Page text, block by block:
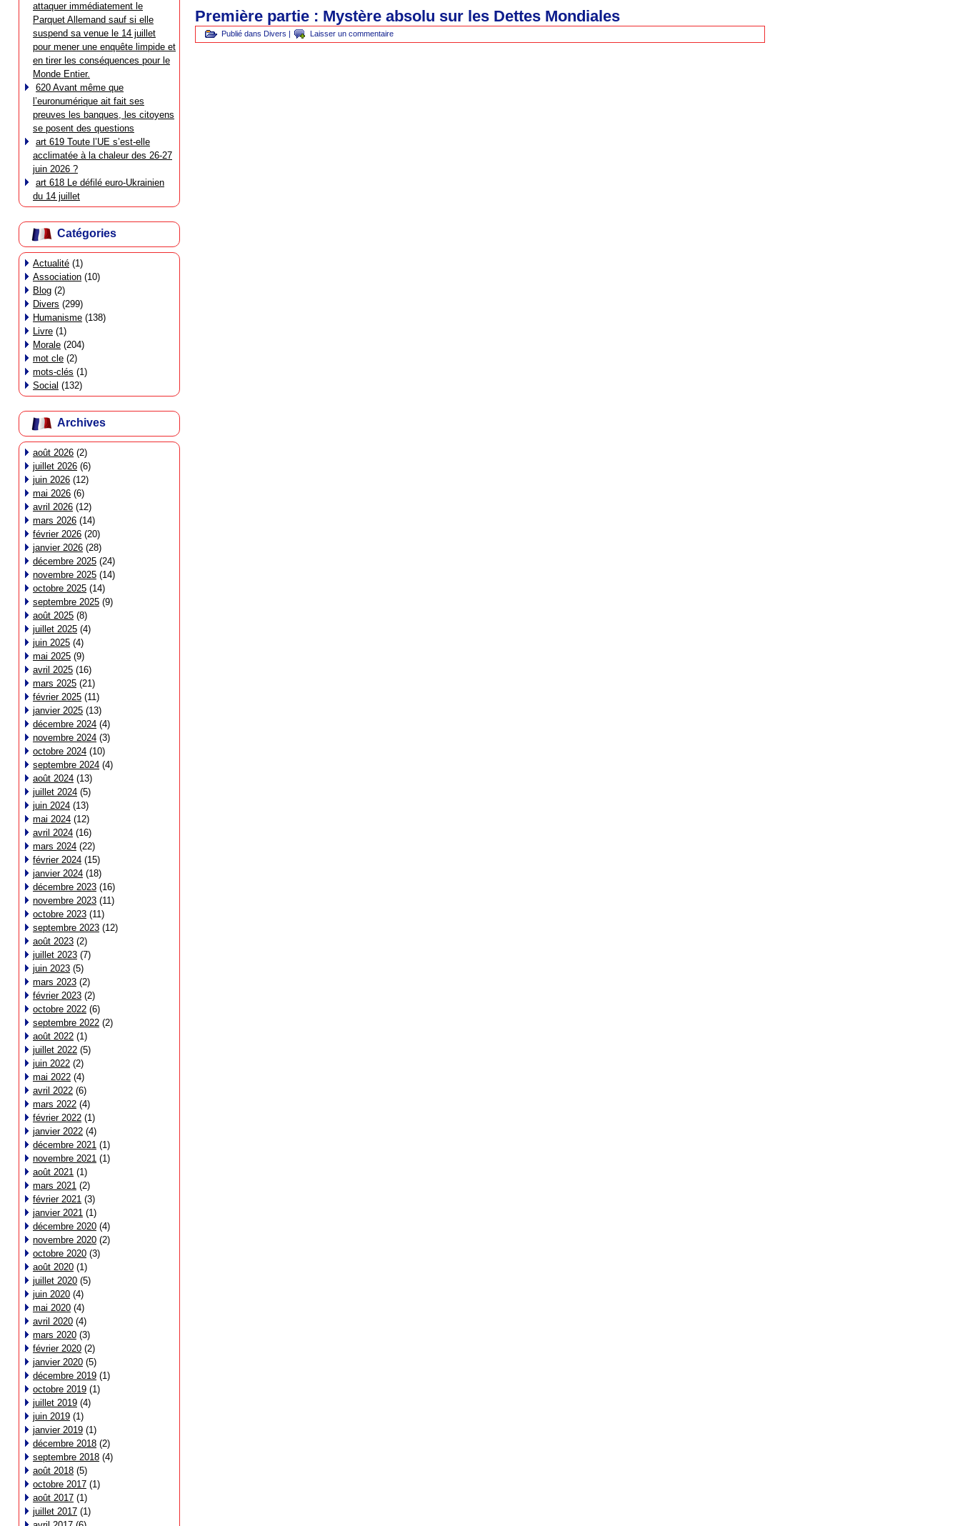
attaquer immédiatement le
Parquet Allemand sauf si elle
suspend sa venue le 14 juillet
pour mener une enquête limpide et
en tirer les conséquences pour le
Monde Entier.
620 Avant même que
l’euronumérique ait fait ses
preuves les banques, les citoyens
se posent des questions
art 619 Toute l’UE s’est-elle
acclimatée à la chaleur des 26-27
juin 2026 ?
art 618 Le défilé euro-Ukrainien
du 14 juillet
Catégories
Actualité (1)
Association (10)
Blog (2)
Divers (299)
Humanisme (138)
Livre (1)
Morale (204)
mot cle (2)
mots-clés (1)
Social (132)
Archives
août 2026 (2)
juillet 2026 (6)
juin 2026 (12)
mai 2026 (6)
avril 2026 (12)
mars 2026 (14)
février 2026 (20)
janvier 2026 (28)
décembre 2025 (24)
novembre 2025 (14)
octobre 2025 (14)
septembre 2025 (9)
août 2025 (8)
juillet 2025 (4)
juin 2025 (4)
mai 2025 (9)
avril 2025 (16)
mars 2025 (21)
février 2025 (11)
janvier 2025 (13)
décembre 2024 (4)
novembre 2024 (3)
octobre 2024 (10)
septembre 2024 (4)
août 2024 (13)
juillet 2024 (5)
juin 2024 (13)
mai 2024 (12)
avril 2024 (16)
mars 2024 (22)
février 2024 (15)
janvier 2024 (18)
décembre 2023 (16)
novembre 2023 (11)
octobre 2023 (11)
septembre 2023 (12)
août 2023 (2)
juillet 2023 (7)
juin 2023 (5)
mars 2023 (2)
février 2023 (2)
octobre 2022 (6)
septembre 2022 (2)
août 2022 (1)
juillet 2022 (5)
juin 2022 (2)
mai 2022 (4)
avril 2022 (6)
mars 2022 (4)
février 2022 (1)
janvier 2022 (4)
décembre 2021 (1)
novembre 2021 (1)
août 2021 (1)
mars 2021 (2)
février 2021 (3)
janvier 2021 (1)
décembre 2020 (4)
novembre 2020 (2)
octobre 2020 (3)
août 2020 (1)
juillet 2020 (5)
juin 2020 (4)
mai 2020 (4)
avril 2020 (4)
mars 2020 (3)
février 2020 (2)
janvier 2020 (5)
décembre 2019 (1)
octobre 2019 (1)
juillet 2019 (4)
juin 2019 (1)
janvier 2019 (1)
décembre 2018 (2)
septembre 2018 (4)
août 2018 (5)
octobre 2017 (1)
août 2017 (1)
juillet 2017 (1)
Première partie : Mystère absolu sur les Dettes Mondiales
Publié dans Divers Laisser un commentaire